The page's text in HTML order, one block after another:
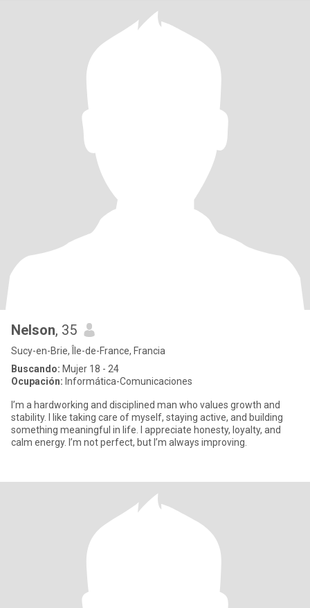
Nelson, 35
Sucy-en-Brie, Île-de-France, Francia
Buscando: Mujer 18 - 24
Ocupación: Informática-Comunicaciones
I’m a hardworking and disciplined man who values growth and
stability. I like taking care of myself, staying active, and building
something meaningful in life. I appreciate honesty, loyalty, and
calm energy. I’m not perfect, but I’m always improving.